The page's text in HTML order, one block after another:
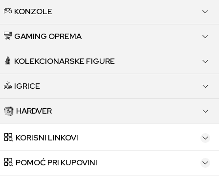
KONZOLE
GAMING OPREMA
KOLEKCIONARSKE FIGURE
IGRICE
HARDVER
KORISNI LINKOVI
POMOĆ PRI KUPOVINI